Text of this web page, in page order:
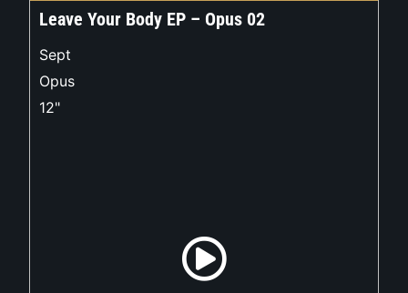
Leave Your Body EP – Opus 02
Sept
Opus
12"